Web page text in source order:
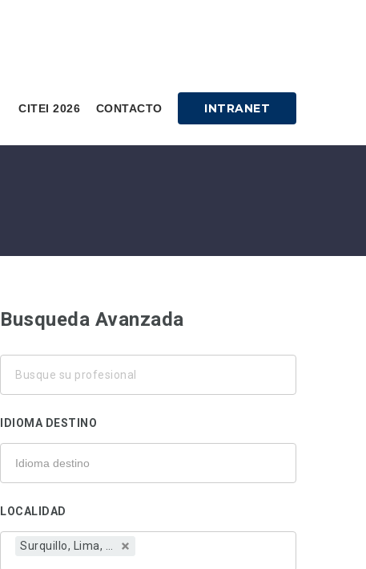
CITEI 2026 CONTACTO INTRANET
Busqueda Avanzada
profesional
IDIOMA DESTINO
LOCALIDAD